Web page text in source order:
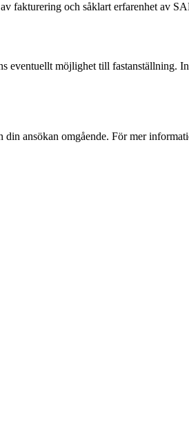
fakturering och såklart erfarenhet av
eventuellt möjlighet till fastanställning.
ansökan omgående. För mer